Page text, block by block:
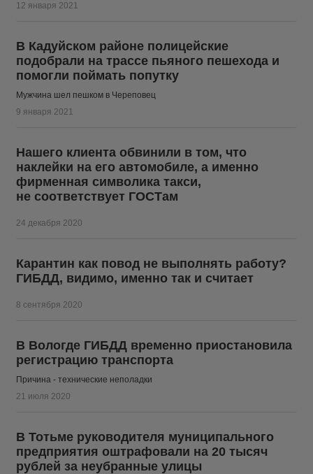
12 января 2021
В Кадуйском районе полицейские
подобрали на трассе пьяного пешехода и
помогли поймать попутку
Мужчина шел пешком в Череповец
9 января 2021
Нашего клиента обвинили в том, что
наклейки на его автомобиле, а именно
фирменная символика такси,
не соответствует ГОСТам
24 декабря 2020
Карантин как повод не выполнять работу?
ГИБДД, видимо, именно так и считает
8 сентября 2020
В Вологде ГИБДД временно приостановила
регистрацию транспорта
Причина - технические неполадки
21 июля 2020
В Тотьме руководителя муниципального
предприятия оштрафовали на 20 тысяч
рублей за неубранные улицы